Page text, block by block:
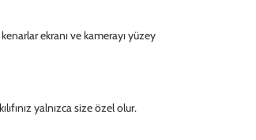
ekranı ve kamerayı yüzey
yalnızca size özel olur.